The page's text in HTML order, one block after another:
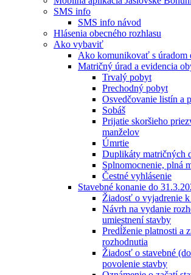
SMS info
SMS info návod
Hlásenia obecného rozhlasu
Ako vybaviť
Ako komunikovať s úradom
Matričný úrad a evidencia
Trvalý pobyt
Prechodný pobyt
Osvedčovanie listín a
Sobáš
Prijatie skoršieho
manželov
Úmrtie
Duplikáty matričných
Splnomocnenie, plná
Čestné vyhlásenie
Stavebné konanie do
Žiadosť o vyjadrenie
Návrh na vydanie
umiestnení stavby
Predĺženie platnosti a
rozhodnutia
Žiadosť o stavebné
povolenie stavby